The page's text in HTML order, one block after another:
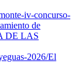
iv-concurso-
de
DE LAS
2026/El